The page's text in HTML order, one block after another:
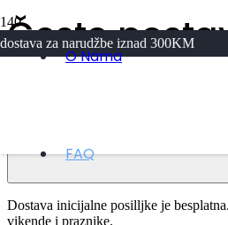
narudžbe iznad 300KM
O Nama
FAQ
Često
Obrada
Dostava inicijalne posilljke je
vikende i praznike.